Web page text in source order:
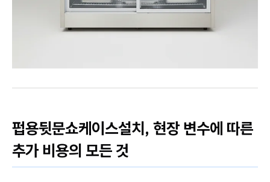
펍용뒷문쇼케이스설치, 현장 변수에 따른
추가 비용의 모든 것